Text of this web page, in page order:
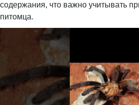
содержания, что важно учитывать
питомца.